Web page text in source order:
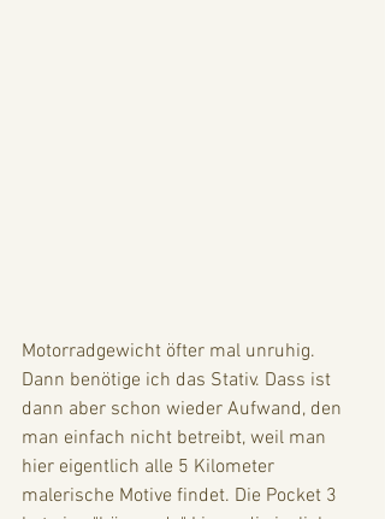
Motorradgewicht öfter mal unruhig.
Dann benötige ich das Stativ. Dass ist
dann aber schon wieder Aufwand, den
man einfach nicht betreibt, weil man
hier eigentlich alle 5 Kilometer
malerische Motive findet. Die Pocket 3